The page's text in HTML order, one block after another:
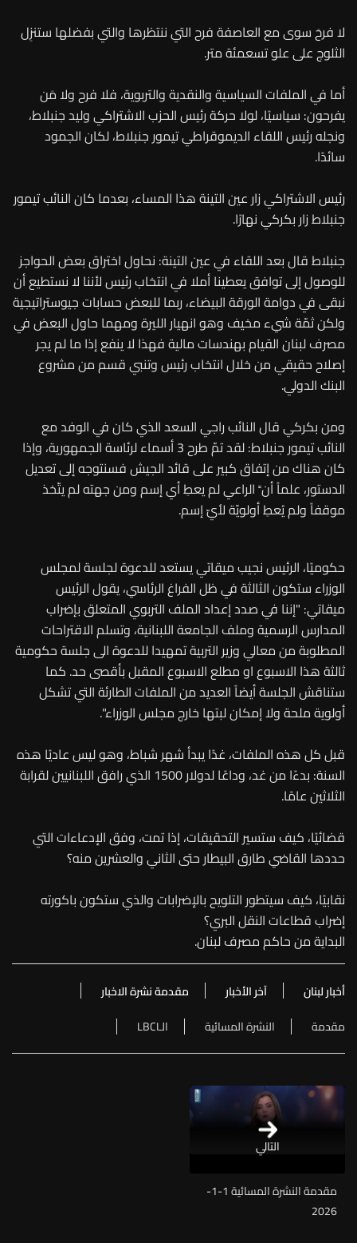
لا فرحَ سوى مع العاصفة فرح التي ننتظرها والتي بفضلها ستنزِل
الثلوج على علو تسعمئة متر.
أما في الملفات السياسية والنقدية والتربوية، فلا فرح ولا مَن
يفرحون: سياسيًا، لولا حركة رئيس الحزب الاشتراكي وليد جنبلاط،
ونجله رئيس اللقاء الديموقراطي تيمور جنبلاط، لكان الجمود
سائدًا.
رئيس الاشتراكي زار عين التينة هذا المساء، بعدما كان النائب تيمور
جنبلاط زار بكركي نهارًا.
جنبلاط قال بعد اللقاء في عين التينة: نحاول اختراق بعض الحواجز
للوصول إلى توافق يعطينا أملا في انتخاب رئيس لأننا لا نستطيع أن
نبقى في دوامة الورقة البيضاء، ربما للبعض حسابات جيوستراتيجية
ولكن ثمّة شيء مخيف وهو انهيار الليرة ومهما حاول البعض في
مصرف لبنان القيام بهندسات مالية فهذا لا ينفع إذا ما لم يجر
إصلاح حقيقي من خلال انتخاب رئيس وتنبي قسم من مشروع
البنك الدولي.
ومن بكركي قال النائب راجي السعد الذي كان في الوفد مع
النائب تيمور جنبلاط: لقد تمّ طرح 3 أسماء لرئاسة الجمهورية، وإذا
كان هناك من إتفاق كبير على قائد الجيش فسنتوجه إلى تعديل
الدستور، علماً أنَّ الراعي لم يعطِ أي إسم ومن جهته لم يتّخذ
موقفاً ولم يُعطِ أولويّة لأيّ إسم.
حكوميًا، الرئيس نجيب ميقاتي يستعد للدعوة لجلسة لمجلس
الوزراء ستكون الثالثة في ظل الفراغ الرئاسي، يقول الرئيس
ميقاتي: "إننا في صدد إعداد الملف التربوي المتعلق بإضراب
المدارس الرسمية وملف الجامعة اللبنانية، وتسلم الاقتراحات
المطلوبة من معالي وزير التربية تمهيدا للدعوة الى جلسة حكومية
ثالثة هذا الاسبوع او مطلع الاسبوع المقبل بأقصى حد. كما
ستناقش الجلسة أيضاً العديد من الملفات الطارئة التي تشكل
أولوية ملحة ولا إمكان لبتها خارج مجلس الوزراء".
قبل كل هذه الملفات، غدًا يبدأ شهر شباط، وهو ليس عاديًا هذه
السنة: بدءًا من غد، وداعًا لدولار 1500 الذي رافق اللبنانيين لقرابة
الثلاثين عامًا.
قضائيًا، كيف ستسير التحقيقات، إذا تمت، وفق الإدعاءات التي
حددها القاضي طارق البيطار حتى الثاني والعشرين منه؟
نقابيًا، كيف سيتطور التلويح بالإضرابات والذي ستكون باكورته
إضراب قطاعات النقل البري؟
البداية من حاكم مصرف لبنان.
أخبار لبنان آخر الأخبار
مقدمة نشرة الاخبار
مقدمة
النشرة المسائية الـLBCI
التالي
مقدمة النشرة المسائية 1-1-
2026